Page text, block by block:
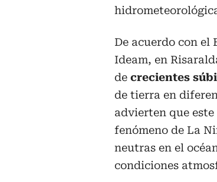
De acuerdo con
Ideam, en
de crecientes
de tierra en
advierten que
fenómeno de La
neutras en el
condiciones